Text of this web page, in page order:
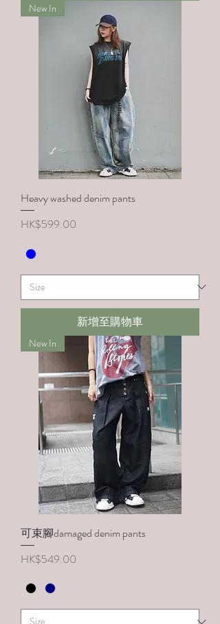
New In
Heavy washed denim pants
價格
HK$599.00
新增至購物車
New In
可束腳damaged denim pants
價格
HK$549.00